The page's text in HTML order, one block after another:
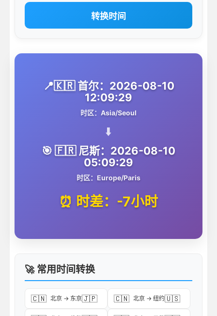
转换时间
📍🇰🇷 首尔：2026-08-10
12:09:29
时区：Asia/Seoul
⬇️
🎯 🇫🇷 尼斯：2026-08-10
05:09:29
时区：Europe/Paris
⏰ 时差：-7小时
🚀 常用时间转换
🇨🇳 北京 → 东京🇯🇵 🇨🇳 北京 → 纽约🇺🇸